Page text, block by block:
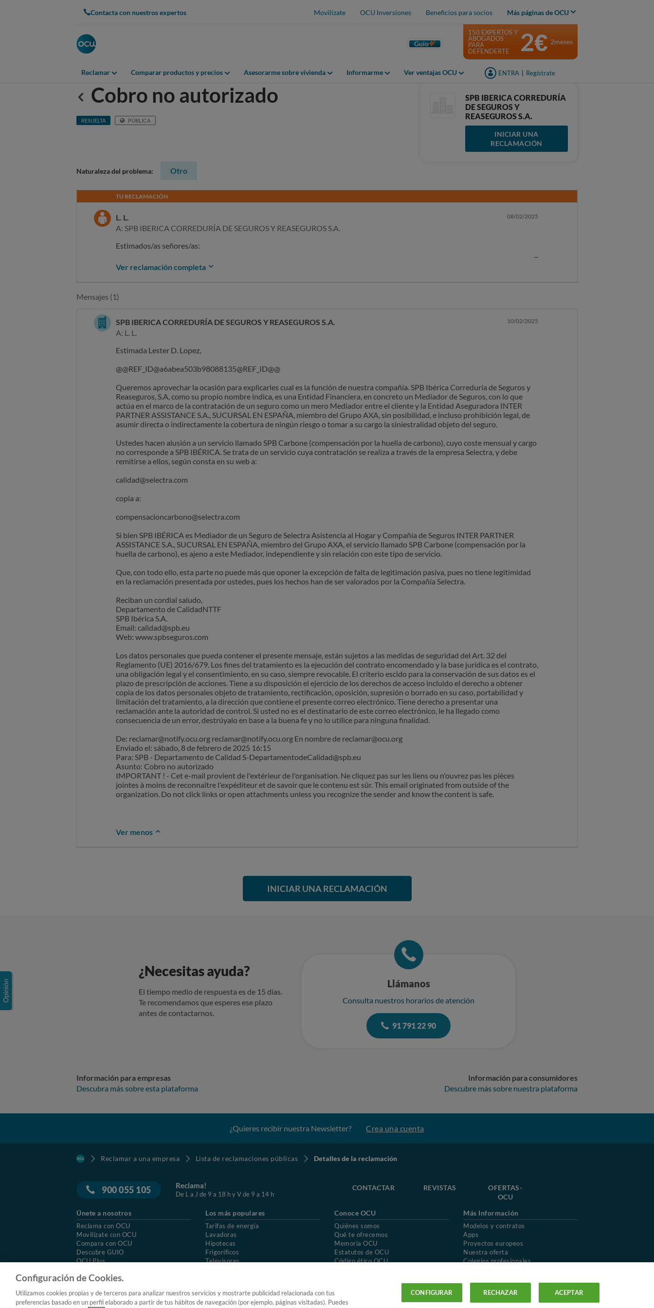
Contacta con nuestros expertos Movilízate OCU Inversiones Beneficios para socios Más páginas de OCU
Guio
Reclamar Comparar productos y precios Asesorarme sobre vivienda Informarme Ver ventajas OCU ENTRA Regístrate
150 EXPERTOS Y
ABOGADOS
PARA
DEFENDERTE
2€ 2meses
Anterior
Cobro no autorizado
RESUELTA PÚBLICA
SPB IBERICA CORREDURÍA
DE SEGUROS Y
REASEGUROS S.A.
INICIAR UNA
RECLAMACIÓN
Naturaleza del problema: Otro
TU RECLAMACIÓN
L. L.
A: SPB IBERICA CORREDURÍA DE SEGUROS Y REASEGUROS S.A.
08/02/2025
Estimados/as señores/as:
Me dirijo a ustedes para comunicarles [me dirijo a ustedes para presentar una reclamación formal por un cargo no autorizado
en mi tarjeta.
SOLICITO: la cancelacion inmediata de ese cobro.
Lester D. Lopez
Ver reclamación completa
Mensajes (1)
SPB IBERICA CORREDURÍA DE SEGUROS Y REASEGUROS S.A.
A: L. L.
10/02/2025
Estimada Lester D. Lopez,
@@REF_ID@a6abea503b98088135@REF_ID@@
Queremos aprovechar la ocasión para explicarles cual es la función de nuestra compañía. SPB Ibérica Correduría de Seguros y
Reaseguros, S.A, como su propio nombre indica, es una Entidad Financiera, en concreto un Mediador de Seguros, con lo que
actúa en el marco de la contratación de un seguro como un mero Mediador entre el cliente y la Entidad Aseguradora INTER
PARTNER ASSISTANCE S.A., SUCURSAL EN ESPAÑA, miembro del Grupo AXA, sin posibilidad, e incluso prohibición legal, de
asumir directa o indirectamente la cobertura de ningún riesgo o tomar a su cargo la siniestralidad objeto del seguro.
Ustedes hacen alusión a un servicio llamado SPB Carbone (compensación por la huella de carbono), cuyo coste mensual y cargo
no corresponde a SPB IBÉRICA. Se trata de un servicio cuya contratación se realiza a través de la empresa Selectra, y debe
remitirse a ellos, según consta en su web a:
calidad@selectra.com
copia a:
compensacioncarbono@selectra.com
Si bien SPB IBÉRICA es Mediador de un Seguro de Selectra Asistencia al Hogar y Compañía de Seguros INTER PARTNER
ASSISTANCE S.A., SUCURSAL EN ESPAÑA, miembro del Grupo AXA, el servicio llamado SPB Carbone (compensación por la
huella de carbono), es ajeno a este Mediador, independiente y sin relación con este tipo de servicio.
Que, con todo ello, esta parte no puede más que oponer la excepción de falta de legitimación pasiva, pues no tiene legitimidad
en la reclamación presentada por ustedes, pues los hechos han de ser valorados por la Compañía Selectra.
Reciban un cordial saludo,
Departamento de CalidadNTTF
SPB Ibérica S.A.
Email: calidad@spb.eu
Web: www.spbseguros.com
Los datos personales que pueda contener el presente mensaje, están sujetos a las medidas de seguridad del Art. 32 del
Reglamento (UE) 2016/679. Los fines del tratamiento es la ejecución del contrato encomendado y la base jurídica es el contrato,
una obligación legal y el consentimiento, en su caso, siempre revocable. El criterio escido para la conservación de sus datos es el
plazo de prescripción de acciones. Tiene a su disposición el ejercicio de los derechos de acceso incluido el derecho a obtener
copia de los datos personales objeto de tratamiento, rectificación, oposición, supresión o borrado en su caso, portabilidad y
limitación del tratamiento, a la dirección que contiene el presente correo electrónico. Tiene derecho a presentar una
reclamación ante la autoridad de control. Si usted no es el destinatario de este correo electrónico, le ha llegado como
consecuencia de un error, destrúyalo en base a la buena fe y no lo utilice para ninguna finalidad.
De: reclamar@notify.ocu.org reclamar@notify.ocu.org En nombre de reclamar@ocu.org
Enviado el: sábado, 8 de febrero de 2025 16:15
Para: SPB - Departamento de Calidad S-DepartamentodeCalidad@spb.eu
Asunto: Cobro no autorizado
IMPORTANT ! - Cet e-mail provient de l'extérieur de l'organisation. Ne cliquez pas sur les liens ou n'ouvrez pas les pièces
jointes à moins de reconnaître l'expéditeur et de savoir que le contenu est sûr. This email originated from outside of the
organization. Do not click links or open attachments unless you recognize the sender and know the content is safe.
Ver menos
INICIAR UNA RECLAMACIÓN
¿Necesitas ayuda?
El tiempo medio de respuesta es de 15 días.
Te recomendamos que esperes ese plazo
antes de contactarnos.
Llámanos
Consulta nuestros horarios de atención
91 791 22 90
Información para empresas
Descubra más sobre esta plataforma
Información para consumidores
Descubre más sobre nuestra plataforma
¿Quieres recibir nuestra Newsletter? Crea una cuenta
Reclamar a una empresa Lista de reclamaciones públicas Detalles de la reclamación
900 055 105 Reclama!
De L a J de 9 a 18 h y V de 9 a 14 h
CONTACTAR REVISTAS
OFERTAS-
OCU
Únete a nosotros
Reclama con OCU
Movilízate con OCU
Compara con OCU
Descubre GUIO
OCU Plus
Los más populares
Tarifas de energía
Lavadoras
Hipotecas
Frigoríficos
Televisores
Conoce OCU
Quiénes somos
Qué te ofrecemos
Memoria OCU
Estatutos de OCU
Código ético OCU
Más Información
Modelos y contratos
Apps
Proyectos europeos
Nuestra oferta
Colegios profesionales
Uso del nombre y de los signos de OCU
Aviso Legal
Política de cookies
Configuración de Cookies.
Utilizamos cookies propias y de terceros para analizar nuestros servicios y mostrarte publicidad relacionada con tus
preferencias basado en un perfil elaborado a partir de tus hábitos de navegación (por ejemplo, páginas visitadas). Puedes
CONFIGURAR RECHAZAR ACEPTAR